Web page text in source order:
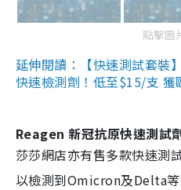
點擊圖
延伸閱讀：【快速測試套裝
快速檢測劑！低至$15/支 獲
Reagen 新冠抗原快速測試
莎莎網店亦有售多款快速測
以檢測到Omicron及Delta